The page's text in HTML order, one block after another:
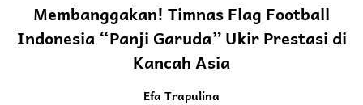
Membanggakan! Timnas Flag Football
Indonesia “Panji Garuda” Ukir Prestasi di
Kancah Asia
Efa Trapulina